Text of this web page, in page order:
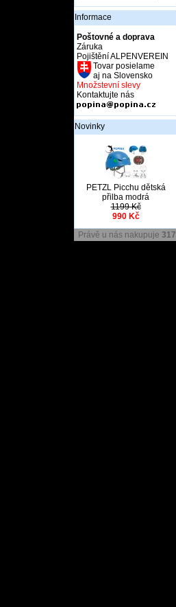
Informace
Poštovné a doprava
Záruka
Pojištění ALPENVEREIN
Tovar posielame
aj na Slovensko
Množstevní slevy
Kontaktujte nás
Novinky
PETZL Picchu dětská
přilba modrá
1199 Kč
990 Kč
Právě u nás nakupuje 317